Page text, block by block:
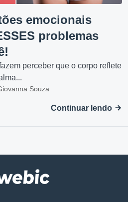
emocionais
problemas
perceber que o corpo reflete
Souza
Continuar lendo